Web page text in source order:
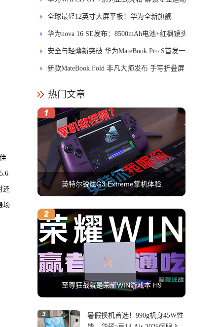
还
场
新体验
全球最轻12英寸大屏平板！华为全新旗舰
MatePad Pro正式发布
华为nova 16 SE发布：8500mAh电池+红枫镜头
安全与轻薄新突破 华为MateBook Pro S首发一
区双像素技术防窥屏
新款MateBook Fold 非凡大师发布 手写折叠屏
热门文章
英特尔锐炫G3 Extreme掌机体验
至尊狂战就是荣耀WIN游戏本 H9
暑假换机首选！990g机身45W性